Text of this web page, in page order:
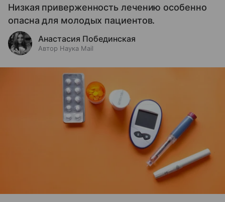
Низкая приверженность лечению особенно
опасна для молодых пациентов.
Анастасия Побединская
Автор Наука Mail